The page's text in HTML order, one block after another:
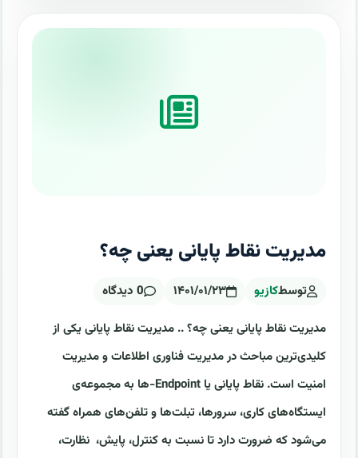
مدیریت نقاط پایانی یعنی چه؟
توسطکازیو ۱۴۰۱/۰۱/۲۳ 0 دیدگاه
مدیریت نقاط پایانی یعنی چه؟ .. مدیریت نقاط پایانی یکی از
کلیدی‌ترین مباحث در مدیریت فناوری اطلاعات و مدیریت
امنیت است. نقاط پایانی یا Endpoint-ها به مجموعه‌ی
ایستگاه‌های کاری، سرورها، تبلت‌ها و تلفن‌های همراه گفته
می‌شود که ضرورت دارد تا نسبت به کنترل، پایش، نظارت،